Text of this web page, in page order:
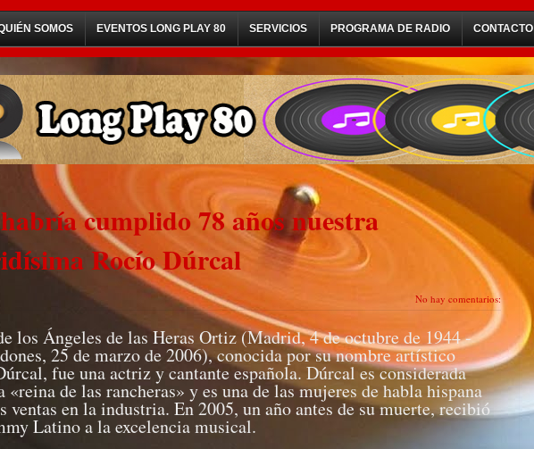
SOMOS EVENTOS LONG PLAY 80 SERVICIOS PROGRAMA DE RADIO CONTACTO
cumplido 78 años nuestra
Rocío Dúrcal
No hay comentarios:
los Ángeles de las Heras Ortiz (Madrid, 4 de octubre de 1944 -
25 de marzo de 2006), conocida por su nombre artístico
fue una actriz y cantante española. Dúrcal es considerada
«reina de las rancheras» y es una de las mujeres de habla hispana
ventas en la industria. En 2005, un año antes de su muerte, recibió
Latino a la excelencia musical.